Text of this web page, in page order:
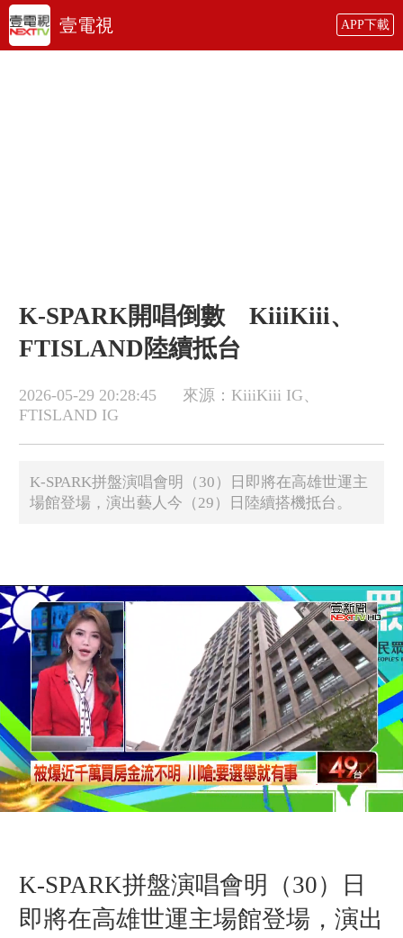
壹電視 APP下載
K-SPARK開唱倒數 KiiiKiii、
FTISLAND陸續抵台
2026-05-29 20:28:45
來源：KiiiKiii IG、
FTISLAND IG
K-SPARK拼盤演唱會明（30）日即將在高雄世運主
場館登場，演出藝人今（29）日陸續搭機抵台。
K-SPARK拼盤演唱會明（30）日
即將在高雄世運主場館登場，演出